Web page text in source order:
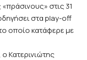
στις 31
στα play-off
οποίο κατάφερε με
Κατερινιώτης